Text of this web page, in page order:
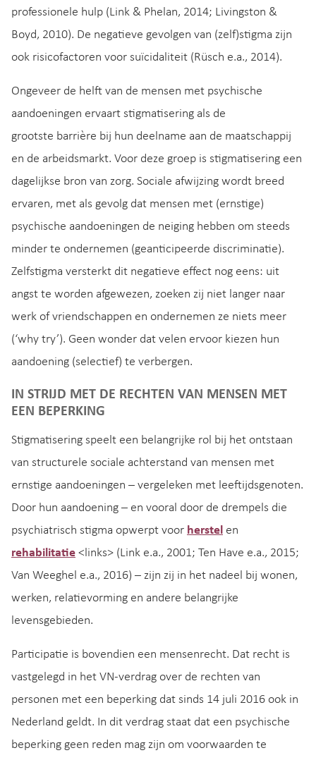
professionele hulp (Link & Phelan, 2014; Livingston &
Boyd, 2010). De negatieve gevolgen van (zelf)stigma zijn
ook risicofactoren voor suïcidaliteit (Rüsch e.a., 2014).
Ongeveer de helft van de mensen met psychische
aandoeningen ervaart stigmatisering als de
grootste barrière bij hun deelname aan de maatschappij
en de arbeidsmarkt. Voor deze groep is stigmatisering een
dagelijkse bron van zorg. Sociale afwijzing wordt breed
ervaren, met als gevolg dat mensen met (ernstige)
psychische aandoeningen de neiging hebben om steeds
minder te ondernemen (geanticipeerde discriminatie).
Zelfstigma versterkt dit negatieve effect nog eens: uit
angst te worden afgewezen, zoeken zij niet langer naar
werk of vriendschappen en ondernemen ze niets meer
(‘why try’). Geen wonder dat velen ervoor kiezen hun
aandoening (selectief) te verbergen.
IN STRIJD MET DE RECHTEN VAN MENSEN MET
EEN BEPERKING
Stigmatisering speelt een belangrijke rol bij het ontstaan
van structurele sociale achterstand van mensen met
ernstige aandoeningen – vergeleken met leeftijdsgenoten.
Door hun aandoening – en vooral door de drempels die
psychiatrisch stigma opwerpt voor herstel en
rehabilitatie <links> (Link e.a., 2001; Ten Have e.a., 2015;
Van Weeghel e.a., 2016) – zijn zij in het nadeel bij wonen,
werken, relatievorming en andere belangrijke
levensgebieden.
Participatie is bovendien een mensenrecht. Dat recht is
vastgelegd in het VN-verdrag over de rechten van
personen met een beperking dat sinds 14 juli 2016 ook in
Nederland geldt. In dit verdrag staat dat een psychische
beperking geen reden mag zijn om voorwaarden te